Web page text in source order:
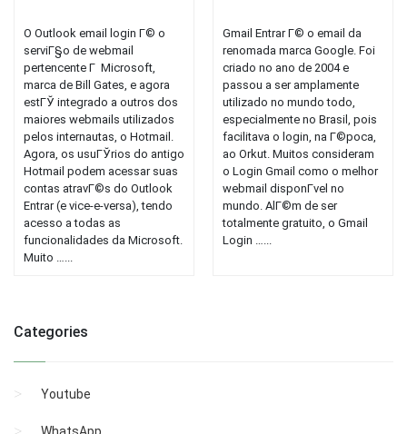
O Outlook email login Г© o
serviГ§o de webmail
pertencente Г Microsoft,
marca de Bill Gates, e agora
estГЎ integrado a outros dos
maiores webmails utilizados
pelos internautas, o Hotmail.
Agora, os usuГЎrios do antigo
Hotmail podem acessar suas
contas atravГ©s do Outlook
Entrar (e vice-e-versa), tendo
acesso a todas as
funcionalidades da Microsoft.
Muito …...
Gmail Entrar Г© o email da
renomada marca Google. Foi
criado no ano de 2004 e
passou a ser amplamente
utilizado no mundo todo,
especialmente no Brasil, pois
facilitava o login, na Г©poca,
ao Orkut. Muitos consideram
o Login Gmail como o melhor
webmail disponГ­vel no
mundo. AlГ©m de ser
totalmente gratuito, o Gmail
Login …...
Categories
Youtube